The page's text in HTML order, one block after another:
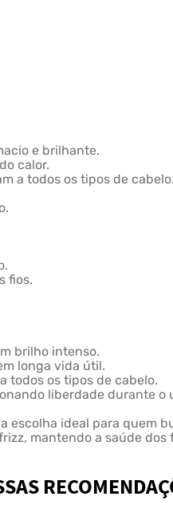
e brilhante.
calor.
a todos os tipos de cabelo.
fios.
brilho intenso.
longa vida útil.
todos os tipos de cabelo.
liberdade durante o
escolha ideal para
mantendo a saúde dos